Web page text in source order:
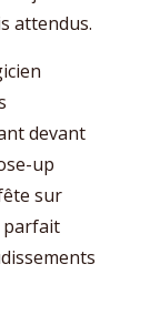
attendus.
devant
up
sur
parfait